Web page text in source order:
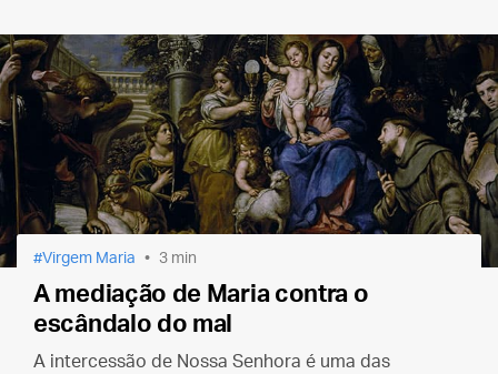
Virgem Maria 3 min
A mediação de Maria contra o
escândalo do mal
A intercessão de Nossa Senhora é uma das